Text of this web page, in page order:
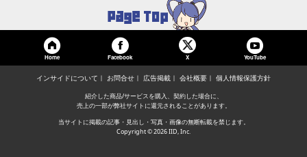
Home Facebook X YouTube
インサイドについて お問合せ 広告掲載 会社概要 個人情報保護方針
紹介した商品/サービスを購入、契約した場合に、
売上の一部が弊社サイトに還元されることがあります。
当サイトに掲載の記事・見出し・写真・画像の無断転載を禁じます。
Copyright © 2026 IID, Inc.